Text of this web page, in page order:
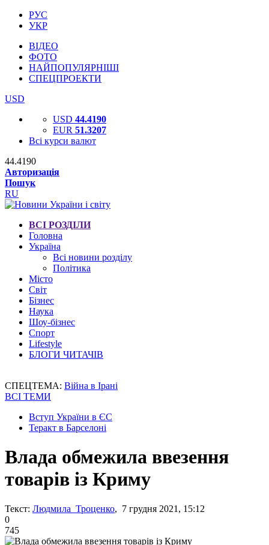
РУС
УКР
ВІДЕО
ФОТО
НАЙПОПУЛЯРНІШІ
СПЕЦПРОЕКТИ
USD
USD 44.4190
EUR 51.3207
Всі курси валют
44.4190
Авторизація
Пошук
RU
ВСІ РОЗДІЛИ
Головна
Україна
Всі новини розділу
Політика
Місто
Світ
Бізнес
Наука
Шоу-бізнес
Спорт
Lifestyle
БЛОГИ ЧИТАЧІВ
СПЕЦТЕМА: Війна в Ірані
ВСІ ТЕМИ
Вступ України в ЄС
Теракт в Барселоні
Влада обмежила ввезення
товарів із Криму
Текст: Людмила Троценко, 7 грудня 2021, 15:12
0
745